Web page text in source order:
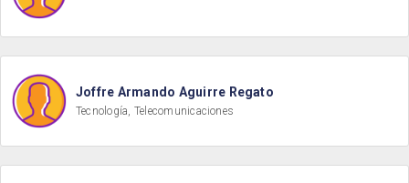
Joffre Armando Aguirre Regato
Tecnología, Telecomunicaciones